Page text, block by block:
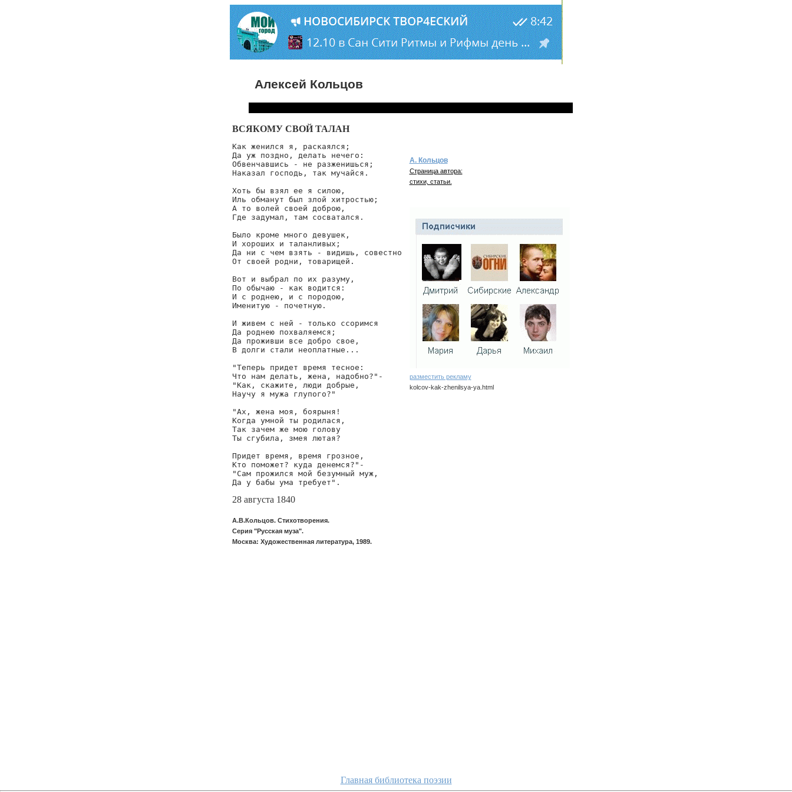
Алексей Кольцов
ВСЯКОМУ СВОЙ ТАЛАН
Как женился я, раскаялся;
Да уж поздно, делать нечего:
Обвенчавшись - не разженишься;
Наказал господь, так мучайся.
Хоть бы взял ее я силою,
Иль обманут был злой хитростью;
А то волей своей доброю,
Где задумал, там сосватался.
Было кроме много девушек,
И хороших и таланливых;
Да ни с чем взять - видишь, совестно
От своей родни, товарищей.
Вот и выбрал по их разуму,
По обычаю - как водится:
И с роднею, и с породою,
Именитую - почетную.
И живем с ней - только ссоримся
Да роднею похваляемся;
Да проживши все добро свое,
В долги стали неоплатные...
"Теперь придет время тесное:
Что нам делать, жена, надобно?"-
"Как, скажите, люди добрые,
Научу я мужа глупого?"
"Ах, жена моя, боярыня!
Когда умной ты родилася,
Так зачем же мою голову
Ты сгубила, змея лютая?
Придет время, время грозное,
Кто поможет? куда денемся?"-
"Сам прожился мой безумный муж,
Да у бабы ума требует".
28 августа 1840
А.В.Кольцов. Стихотворения.
Серия "Русская муза".
Москва: Художественная литература, 1989.
А. Кольцов
Страница автора:
стихи, статьи.
разместить рекламу
kolcov-kak-zhenilsya-ya.html
Главная библиотека поэзии